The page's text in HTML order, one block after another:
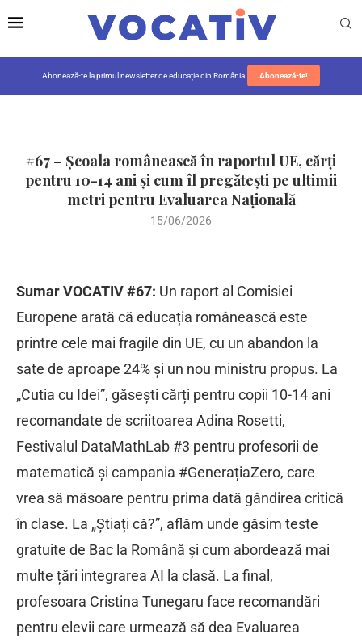
Abonează-te la primul newsletter de educație din România. Abonează-te!
#67 – Școala românească în raportul UE, cărți
pentru 10-14 ani și cum îl pregătești pe ultimii
metri pentru Evaluarea Națională
15/06/2026
Sumar VOCATIV #67: Un raport al Comisiei
Europene arată că educația românească este
printre cele mai fragile din UE, cu un abandon la
sate de aproape 24% și un nou ministru propus. La
„Cutia cu Idei”, găsești cărți pentru copii 10-14 ani
recomandate de scriitoarea Adina Rosetti,
Festivalul DataMathLab #3 pentru profesorii de
matematică și campania #GenerațiaZero, care
vrea să măsoare pentru prima dată gândirea critică
în clase. La „Știați că?”, aflăm unde găsim teste
gratuite de Bac la Română și cum abordează mai
multe țări integrarea AI la clasă. La final,
profesoara Cristina Tunegaru face recomandări
pentru elevii care urmează să dea Evaluarea